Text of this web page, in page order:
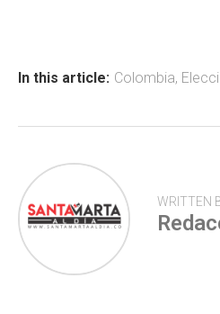
ok p
tir
In this article: Colombia,
WRITTEN